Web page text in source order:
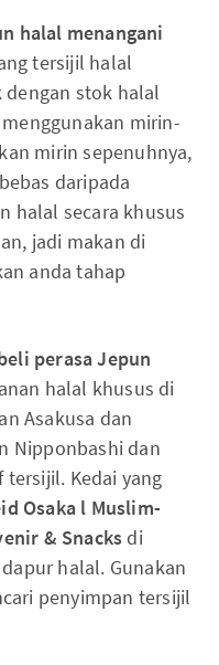
halal menangani
tersijil halal
dengan stok halal
mirin-
mirin sepenuhnya,
daripada
halal secara khusus
jadi makan di
anda tahap
perasa Jepun
halal khusus di
Asakusa dan
Nipponbashi dan
Kedai yang
Osaka l Muslim-
& Snacksdi
halal. Gunakan
penyimpan tersijil